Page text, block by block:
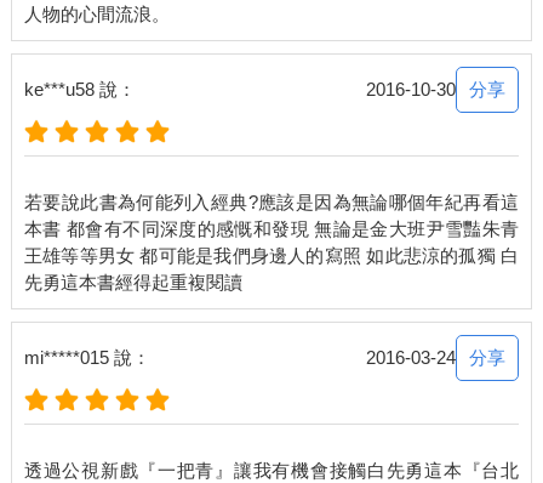
ke***u58 說： 2016-10-30 分享
若要說此書為何能列入經典?應該是因為無論哪個年紀再看這
本書 都會有不同深度的感慨和發現 無論是金大班尹雪豔朱青
王雄等等男女 都可能是我們身邊人的寫照 如此悲涼的孤獨 白
先勇這本書經得起重複閱讀
mi*****015 說： 2016-03-24 分享
透過公視新戲『一把青』讓我有機會接觸白先勇這本『台北